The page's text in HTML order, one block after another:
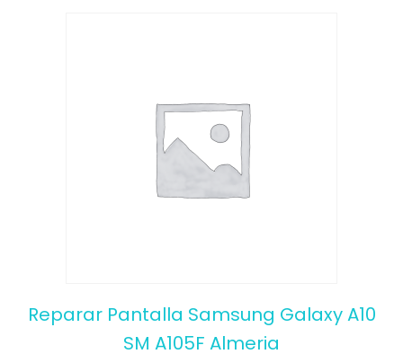
Reparar Pantalla Samsung Galaxy A10
SM A105F Almeria